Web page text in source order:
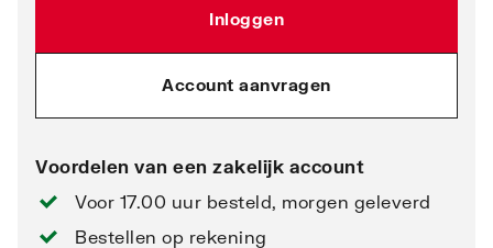
Inloggen
Account aanvragen
Voordelen van een zakelijk account
Voor 17.00 uur besteld, morgen geleverd
Bestellen op rekening